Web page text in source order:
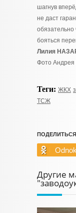
шагнув
не даст
бояться
Лилия
Фото Андрея
Теги: ЖКХ
ТСЖ
Другие